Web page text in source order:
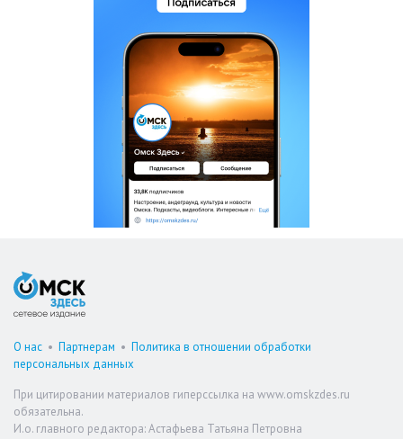
О нас • Партнерам • Политика в отношении обработки
персональных данных
При цитировании материалов гиперссылка на www.omskzdes.ru
обязательна.
И.о. главного редактора: Астафьева Татьяна Петровна